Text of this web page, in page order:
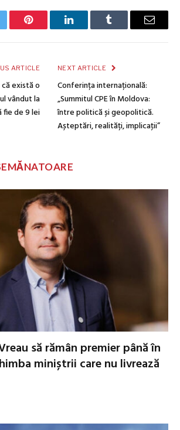
Pinterest LinkedInTumblr Email
ARTICLE
există o
vândut la
fie de 9 lei
NEXT ARTICLE
Conferința internațională:
„Summitul CPE în Moldova:
între politică și geopolitică.
Așteptări, realități, implicaţii”
să rămân premier până în
miniștrii care nu livrează